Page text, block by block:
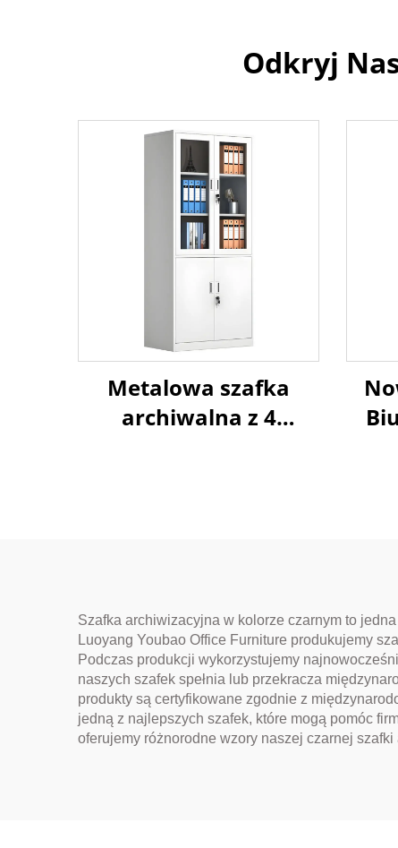
Odkryj
Metalowa szafka
archiwalna z 4
Szafka archiwizacyjna w kolorze czarnym to
Luoyang Youbao Office Furniture produkujemy
Podczas produkcji wykorzystujemy
naszych szafek spełnia lub przekracza
produkty są certyfikowane zgodnie z
jedną z najlepszych szafek, które mogą pomóc
oferujemy różnorodne wzory naszej czarnej